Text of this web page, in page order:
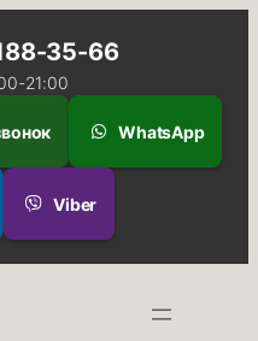
35-66
21:00
WhatsApp
Viber